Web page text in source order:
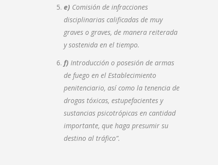
e) Comisión de infracciones
disciplinarias calificadas de muy
graves o graves, de manera reiterada
y sostenida en el tiempo.
f) Introducción o posesión de armas
de fuego en el Establecimiento
penitenciario, así como la tenencia de
drogas tóxicas, estupefacientes y
sustancias psicotrópicas en cantidad
importante, que haga presumir su
destino al tráfico”.